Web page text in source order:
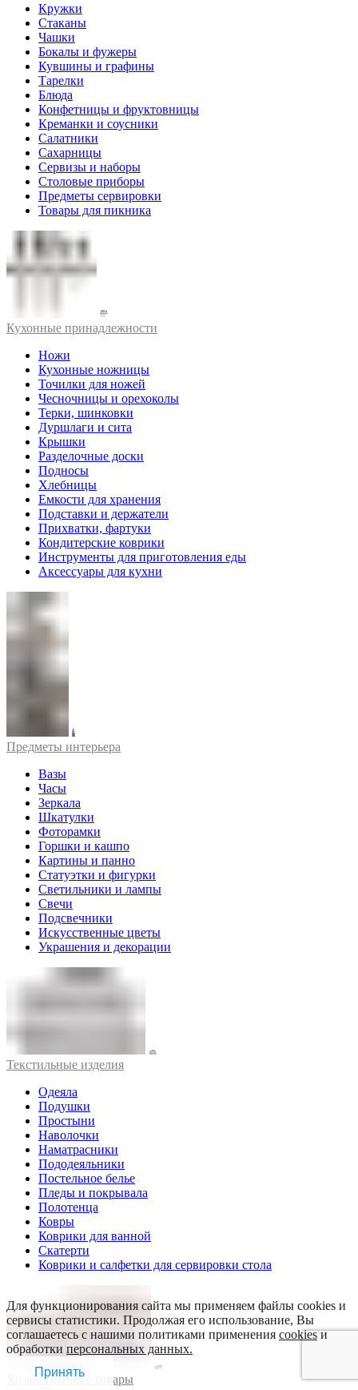
Кружки
Стаканы
Чашки
Бокалы и фужеры
Кувшины и графины
Тарелки
Блюда
Конфетницы и фруктовницы
Креманки и соусники
Салатники
Сахарницы
Сервизы и наборы
Столовые приборы
Предметы сервировки
Товары для пикника
Кухонные принадлежности
Ножи
Кухонные ножницы
Точилки для ножей
Чесночницы и орехоколы
Терки, шинковки
Дуршлаги и сита
Крышки
Разделочные доски
Подносы
Хлебницы
Емкости для хранения
Подставки и держатели
Прихватки, фартуки
Кондитерские коврики
Инструменты для приготовления еды
Аксессуары для кухни
Предметы интерьера
Вазы
Часы
Зеркала
Шкатулки
Фоторамки
Горшки и кашпо
Картины и панно
Статуэтки и фигурки
Светильники и лампы
Свечи
Подсвечники
Искусственные цветы
Украшения и декорации
Текстильные изделия
Одеяла
Подушки
Простыни
Наволочки
Наматрасники
Пододеяльники
Постельное белье
Пледы и покрывала
Полотенца
Ковры
Коврики для ванной
Скатерти
Коврики и салфетки для сервировки стола
Хозяйственные товары
Для функционирования сайта мы применяем файлы cookies и
сервисы статистики. Продолжая его использование, Вы
соглашаетесь с нашими политиками применения cookiesи
обработки персональных данных.
Принять